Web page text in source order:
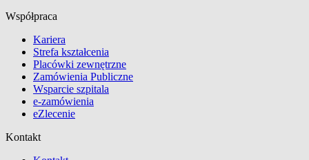
Współpraca
Kariera
Strefa kształcenia
Placówki zewnętrzne
Zamówienia Publiczne
Wsparcie szpitala
e-zamówienia
eZlecenie
Kontakt